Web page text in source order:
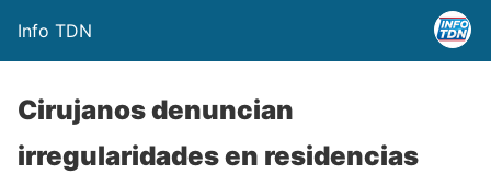
Info TDN
Cirujanos denuncian
irregularidades en residencias